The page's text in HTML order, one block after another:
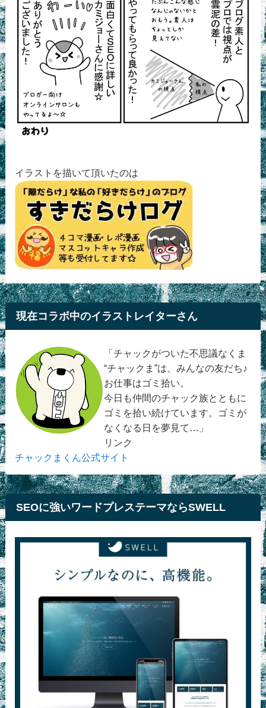
イラストを描いて頂いたのは
現在コラボ中のイラストレイターさん
「チャックがついた不思議なくま
“チャックま”は、みんなの友だち♪
お仕事はゴミ拾い。
今日も仲間のチャック族とともに
ゴミを拾い続けています。ゴミが
なくなる日を夢見て…」
リンク
チャックまくん公式サイト
SEOに強いワードプレステーマならSWELL